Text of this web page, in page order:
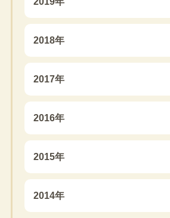
2018年
2017年
2016年
2015年
2014年